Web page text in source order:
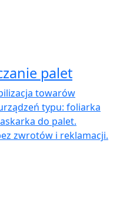
palet
towarów
typu: foliarka
do palet.
zwrotów i reklamacji.